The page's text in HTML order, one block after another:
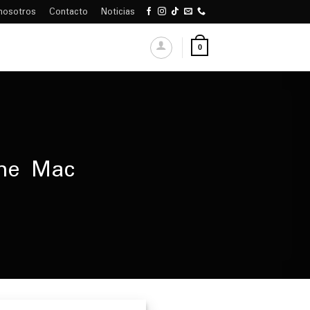
Contacto Noticias
0
Mac